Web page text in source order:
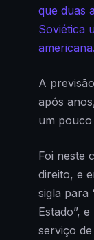
que duas
Soviética
americana.
A
após
um pouco
Foi neste
direito, e
sigla para
Estado”,
serviço